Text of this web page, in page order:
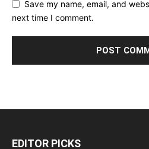
Save my name, email, and
next time I comment.
EDITOR PICKS